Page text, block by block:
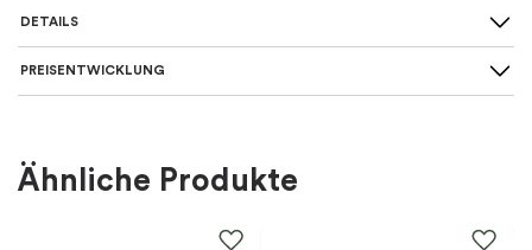
DETAILS
Art des Rings:
PREISENTWICKLUNG
Ähnliche Produkte